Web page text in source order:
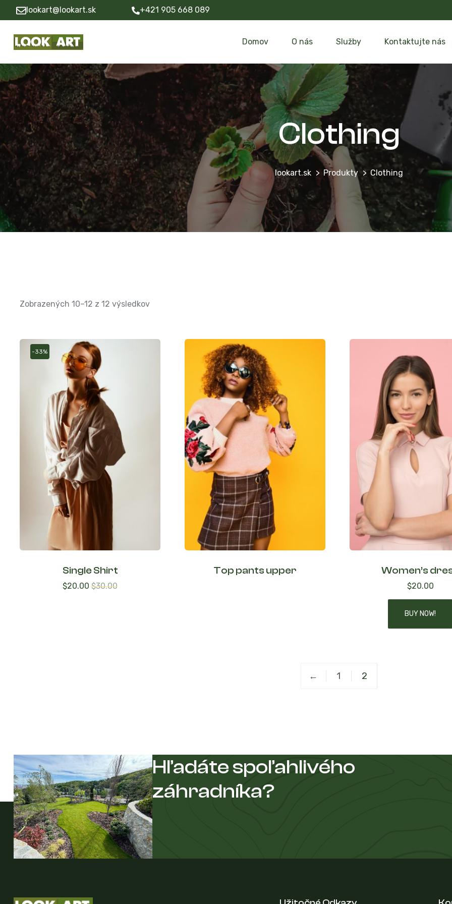
lookart@lookart.sk +421 905 668 089
Domov O nás Služby Kontaktujte nás
Clothing
lookart.sk Produkty Clothing
Zobrazených 10–12 z 12 výsledkov
-33%
Single Shirt
$20.00 $30.00
Top pants upper Women’s
$20.00
BUY NOW!
← 1 2
Hľadáte spoľahlivého
záhradníka?